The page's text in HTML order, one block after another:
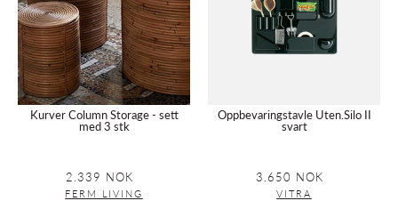
3
stk
Kurver Column Storage - sett
med 3 stk
Vanlig
pris
2.339 NOK
FERM LIVING
Oppbevaringstavle Uten.Silo II
svart
Vanlig
pris
3.650 NOK
VITRA